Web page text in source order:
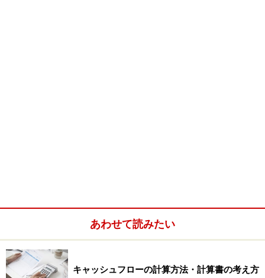
あわせて読みたい
キャッシュフローの計算方法・計算書の考え方